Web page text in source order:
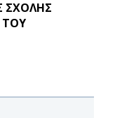
ΣΧΟΛΗΣ
ΤΟΥ